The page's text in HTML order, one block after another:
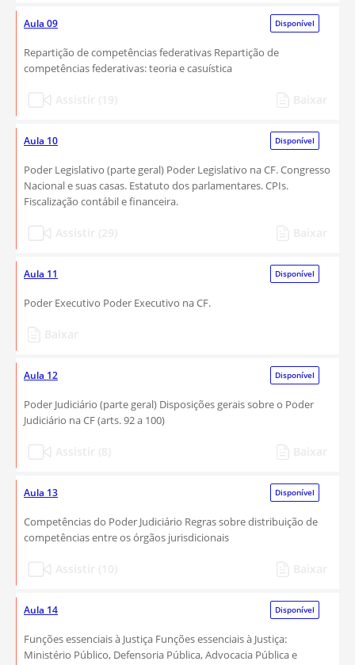
Aula 09 Disponível
Repartição de competências federativas Repartição de
competências federativas: teoria e casuística
Aula 10 Disponível
Poder Legislativo (parte geral) Poder Legislativo na CF. Congresso
Nacional e suas casas. Estatuto dos parlamentares. CPIs.
Fiscalização contábil e financeira.
Aula 11 Disponível
Poder Executivo Poder Executivo na CF.
Aula 12 Disponível
Poder Judiciário (parte geral) Disposições gerais sobre o Poder
Judiciário na CF (arts. 92 a 100)
Aula 13 Disponível
Competências do Poder Judiciário Regras sobre distribuição de
competências entre os órgãos jurisdicionais
Aula 14 Disponível
Funções essenciais à Justiça Funções essenciais à Justiça:
Ministério Público, Defensoria Pública, Advocacia Pública e